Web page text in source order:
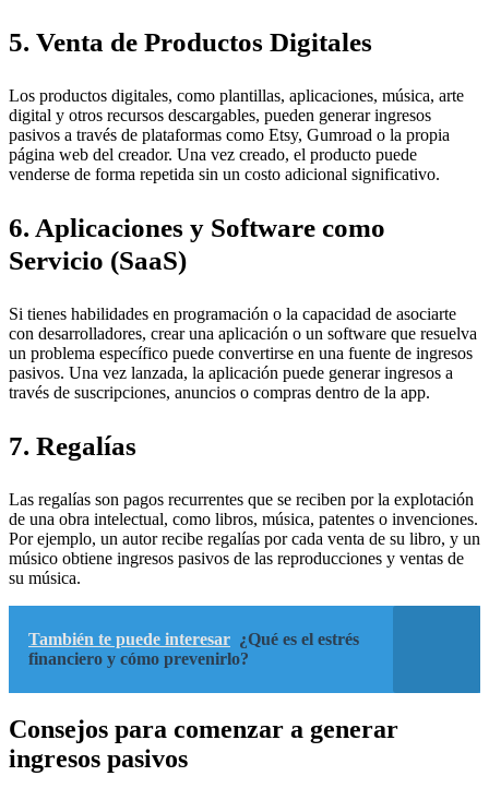
5. Venta de Productos Digitales
Los productos digitales, como plantillas, aplicaciones, música, arte
digital y otros recursos descargables, pueden generar ingresos
pasivos a través de plataformas como Etsy, Gumroad o la propia
página web del creador. Una vez creado, el producto puede
venderse de forma repetida sin un costo adicional significativo.
6. Aplicaciones y Software como
Servicio (SaaS)
Si tienes habilidades en programación o la capacidad de asociarte
con desarrolladores, crear una aplicación o un software que resuelva
un problema específico puede convertirse en una fuente de ingresos
pasivos. Una vez lanzada, la aplicación puede generar ingresos a
través de suscripciones, anuncios o compras dentro de la app.
7. Regalías
Las regalías son pagos recurrentes que se reciben por la explotación
de una obra intelectual, como libros, música, patentes o invenciones.
Por ejemplo, un autor recibe regalías por cada venta de su libro, y un
músico obtiene ingresos pasivos de las reproducciones y ventas de
su música.
También te puede interesar ¿Qué es el estrés
financiero y cómo prevenirlo?
Consejos para comenzar a generar
ingresos pasivos